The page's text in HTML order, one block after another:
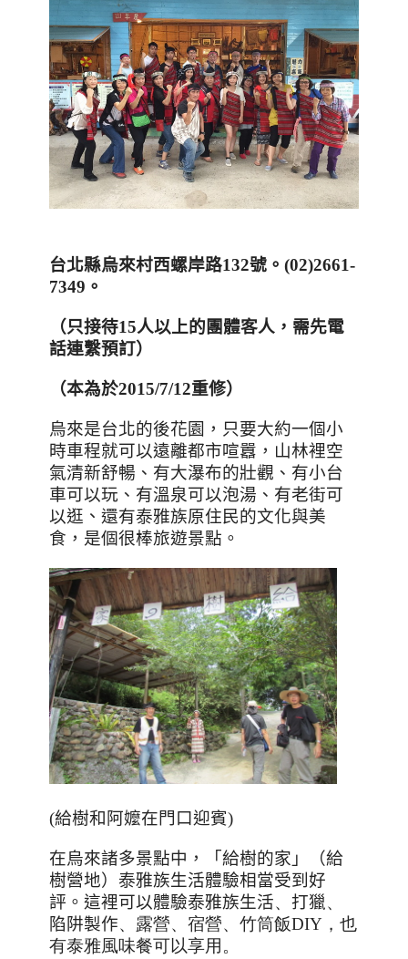
台北縣烏來村西螺岸路132號。 (02)2661-
7349 。
（只接待15人以上的團體客人，需先電
話連繫預訂）
（本為於2015/7/12重修）
烏來是台北的後花園，只要大約一個小
時車程就可以遠離都市喧囂，山林裡空
氣清新舒暢、有大瀑布的壯觀、有小台
車可以玩、有溫泉可以泡湯、有老街可
以逛 、 還有泰雅族原住民的文化與美
食，是個很棒旅遊景點。
(給樹和阿嬤在門口迎賓)
在烏來諸多景點中，
「給樹的家」（給
樹營地）泰雅族生活體驗相當受到好
評。這裡可以體驗泰雅族生活、 打獵、
陷阱製作、露營、宿營、 竹筒飯DIY，也
有泰雅風味餐可以享用。